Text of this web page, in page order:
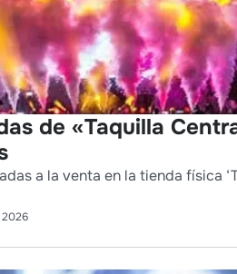
de «Taquilla
a la venta en la tienda física
2026